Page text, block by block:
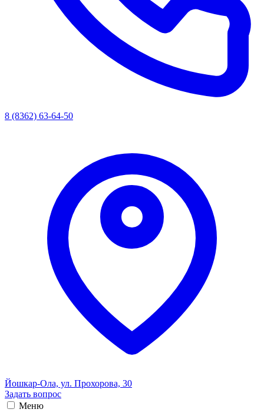
8 (8362) 63-64-50
Йошкар-Ола, ул. Прохорова, 30
Задать вопрос
Меню